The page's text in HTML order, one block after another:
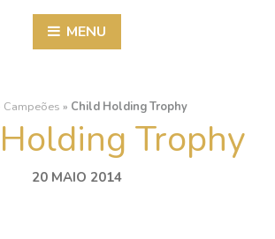
MENU
Campeões » Child Holding Trophy
Trophy
20 MAIO 2014